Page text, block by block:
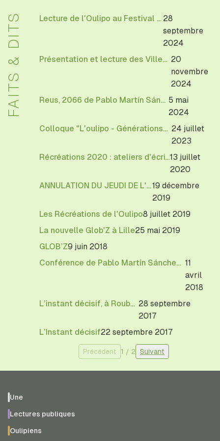
FAITS & DITS Lecture de l'Oulipo au Festival Allez savoir de l'EHESS 28
septembre
2024
Présentation et lecture des Villes indivisibles de l'Oulipo à la BnF, le 20 novembre 18h30 20
novembre
2024
Reus, 2066 de Pablo Martín Sánchez 5 mai
2024
Colloque "L'oulipo - Générations" à Cerisy-La-Salle 24 juillet
2023
Récréations 2020 : ateliers d'écriture à Bourges13 juillet
2020
ANNULATION DU JEUDI DE L'OULIPO19 décembre
2019
Les Récréations de l'Oulipo8 juillet 2019
La nouvelle Glob'Z à Lille25 mai 2019
GLOB’Z9 juin 2018
Conférence de Pablo Martín Sánchez à l’Universidad Autónoma de Madrid 11
avril
2018
L’instant décisif, à Roubaix 28 septembre
2017
L’Instant décisif22 septembre 2017
Précédent 1 / 2 Suivant
Une
Lectures publiques
Oulipiens